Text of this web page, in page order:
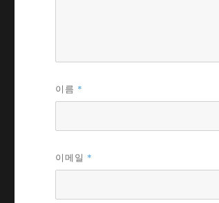
이름 *
이메일 *